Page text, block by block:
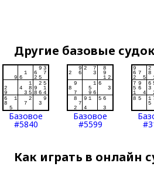
Другие базовые
Базовое
#5840
Базовое
#5599
Как играть в онлайн